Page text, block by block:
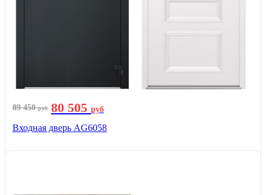
89 450руб 80 505 руб
Входная дверь AG6058